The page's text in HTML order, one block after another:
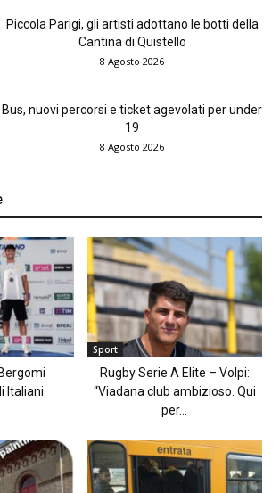
Piccola Parigi, gli artisti adottano le botti della
Cantina di Quistello
8 Agosto 2026
Bus, nuovi percorsi e ticket agevolati per under
19
8 Agosto 2026
Italiani
Sport
Rugby Serie A Elite – Volpi:
“Viadana club ambizioso. Qui
per...